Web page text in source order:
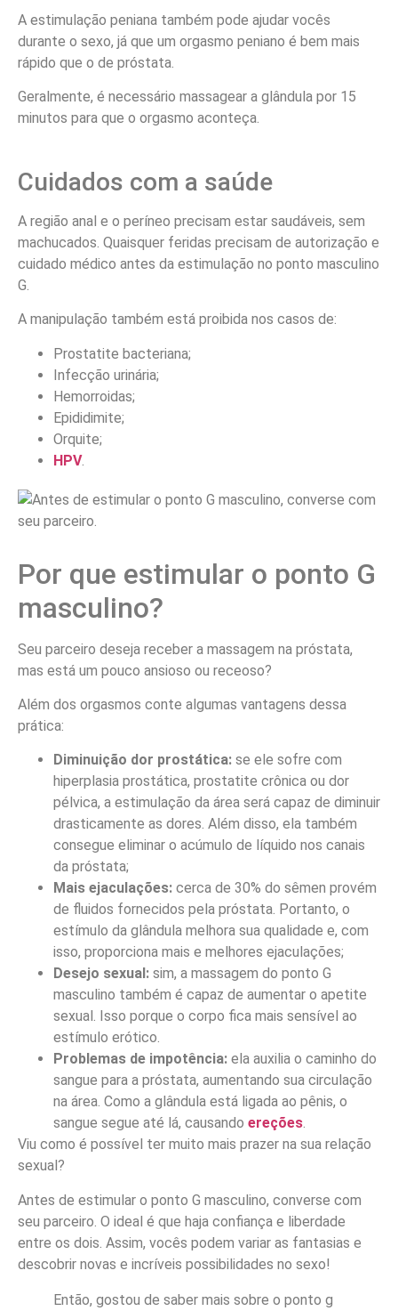
A estimulação peniana também pode ajudar vocês
durante o sexo, já que um orgasmo peniano é bem mais
rápido que o de próstata.
Geralmente, é necessário massagear a glândula por 15
minutos para que o orgasmo aconteça.
Cuidados com a saúde
A região anal e o períneo precisam estar saudáveis, sem
machucados. Quaisquer feridas precisam de autorização e
cuidado médico antes da estimulação no ponto masculino
G.
A manipulação também está proibida nos casos de:
Prostatite bacteriana;
Infecção urinária;
Hemorroidas;
Epididimite;
Orquite;
HPV.
Por que estimular o ponto G
masculino?
Seu parceiro deseja receber a massagem na próstata,
mas está um pouco ansioso ou receoso?
Além dos orgasmos conte algumas vantagens dessa
prática:
Diminuição dor prostática: se ele sofre com
hiperplasia prostática, prostatite crônica ou dor
pélvica, a estimulação da área será capaz de diminuir
drasticamente as dores. Além disso, ela também
consegue eliminar o acúmulo de líquido nos canais
da próstata;
Mais ejaculações: cerca de 30% do sêmen provém
de fluidos fornecidos pela próstata. Portanto, o
estímulo da glândula melhora sua qualidade e, com
isso, proporciona mais e melhores ejaculações;
Desejo sexual: sim, a massagem do ponto G
masculino também é capaz de aumentar o apetite
sexual. Isso porque o corpo fica mais sensível ao
estímulo erótico.
Problemas de impotência: ela auxilia o caminho do
sangue para a próstata, aumentando sua circulação
na área. Como a glândula está ligada ao pênis, o
sangue segue até lá, causando ereções.
Viu como é possível ter muito mais prazer na sua relação
sexual?
Antes de estimular o ponto G masculino, converse com
seu parceiro. O ideal é que haja confiança e liberdade
entre os dois. Assim, vocês podem variar as fantasias e
descobrir novas e incríveis possibilidades no sexo!
Então, gostou de saber mais sobre o ponto g